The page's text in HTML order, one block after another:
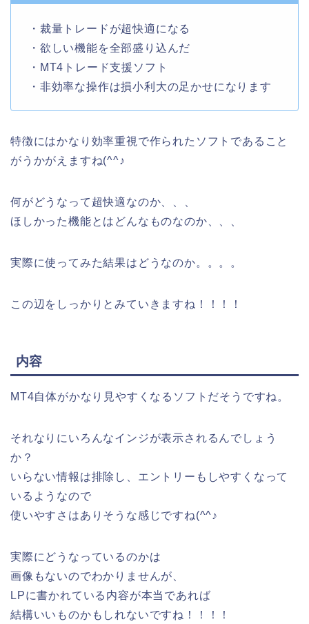
・裁量トレードが超快適になる
・欲しい機能を全部盛り込んだ
・MT4トレード支援ソフト
・非効率な操作は損小利大の足かせになります
特徴にはかなり効率重視で作られたソフトであること
がうかがえますね(^^♪
何がどうなって超快適なのか、、、
ほしかった機能とはどんなものなのか、、、
実際に使ってみた結果はどうなのか。。。。
この辺をしっかりとみていきますね！！！！
内容
MT4自体がかなり見やすくなるソフトだそうですね。
それなりにいろんなインジが表示されるんでしょう
か？
いらない情報は排除し、エントリーもしやすくなって
いるようなので
使いやすさはありそうな感じですね(^^♪
実際にどうなっているのかは
画像もないのでわかりませんが、
LPに書かれている内容が本当であれば
結構いいものかもしれないですね！！！！